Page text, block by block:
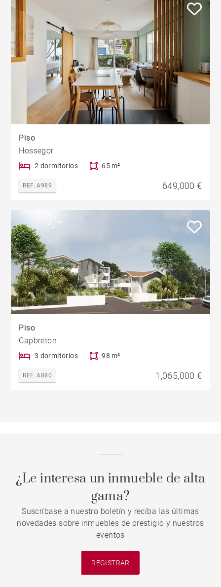
Piso
Hossegor
2 dormitorios 65 m²
REF. A989 649,000 €
Piso
Capbreton
3 dormitorios 98 m²
REF. A880 1,065,000 €
¿Le interesa un inmueble de alta
gama?
Suscríbase a nuestro boletín y reciba las últimas
novedades sobre inmuebles de prestigio y nuestros
eventos
REGISTRAR